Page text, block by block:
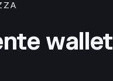
wallet